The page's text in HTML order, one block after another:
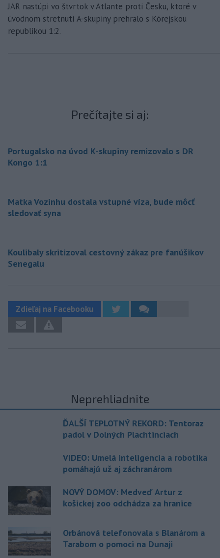
JAR nastúpi vo štvrtok v Atlante proti Česku, ktoré v
úvodnom stretnutí A-skupiny prehralo s Kórejskou
republikou 1:2.
Prečítajte si aj:
Portugalsko na úvod K-skupiny remizovalo s DR
Kongo 1:1
Matka Vozinhu dostala vstupné víza, bude môcť
sledovať syna
Koulibaly skritizoval cestovný zákaz pre fanúšikov
Senegalu
Zdieľaj na Facebooku
Neprehliadnite
ĎALŠÍ TEPLOTNÝ REKORD: Tentoraz
padol v Dolných Plachtinciach
VIDEO: Umelá inteligencia a robotika
pomáhajú už aj záchranárom
NOVÝ DOMOV: Medveď Artur z
košickej zoo odchádza za hranice
Orbánová telefonovala s Blanárom a
Tarabom o pomoci na Dunaji